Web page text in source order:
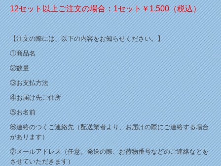
12セット以上ご注文の場合：1セット￥1,500（税込）
【注文の際には、以下の内容をお知らせください。】
①商品名
②数量
③お支払方法
④お届け先ご住所
⑤お名前
⑥連絡のつくご連絡先（配送業者より、お届けの際にご連絡する場合
があります）
⑦メールアドレス（任意。発送の際、お荷物番号などのご連絡などを
させていただきます）